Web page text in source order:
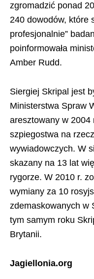
zgromadzić ponad
240 dowodów, które
profesjonalnie”
poinformowała
Amber Rudd.
Siergiej Skripal jest
Ministerstwa Spraw
aresztowany w 2004
szpiegostwa na
wywiadowczych. W
skazany na 13 lat
rygorze. W 2010 r.
wymiany za 10
zdemaskowanych w
tym samym roku
Brytanii.
Jagiellonia.org